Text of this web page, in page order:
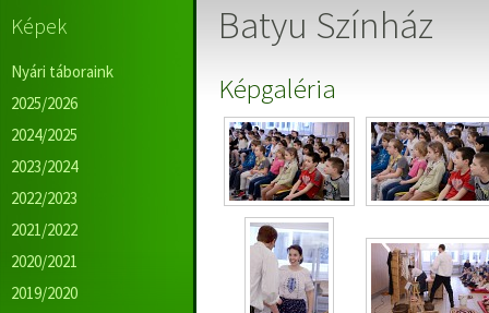
Képek
Nyári táboraink
2025/2026
2024/2025
2023/2024
2022/2023
2021/2022
2020/2021
2019/2020
Batyu Színház
Képgaléria